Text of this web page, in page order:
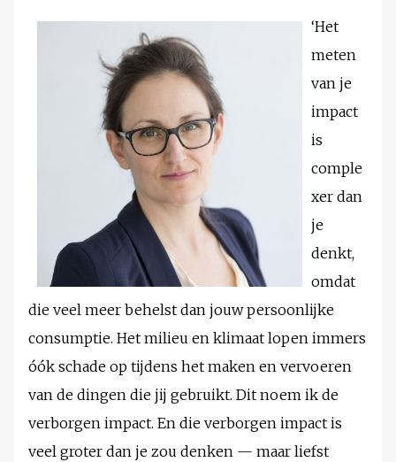
‘Het
meten
van je
impact
is
comple
xer dan
je
denkt,
omdat
die veel meer behelst dan jouw persoonlijke
consumptie. Het milieu en klimaat lopen immers
óók schade op tijdens het maken en vervoeren
van de dingen die jij gebruikt. Dit noem ik de
verborgen impact. En die verborgen impact is
veel groter dan je zou denken — maar liefst